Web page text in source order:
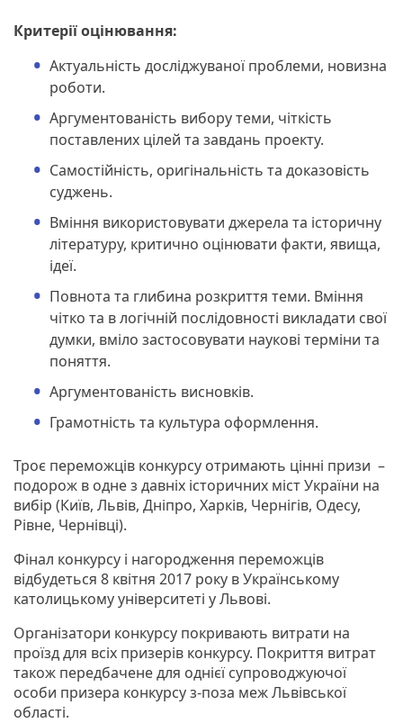
Критерії оцінювання:
Актуальність досліджуваної проблеми, новизна
роботи.
Аргументованість вибору теми, чіткість
поставлених цілей та завдань проекту.
Самостійність, оригінальність та доказовість
суджень.
Вміння використовувати джерела та історичну
літературу, критично оцінювати факти, явища,
ідеї.
Повнота та глибина розкриття теми. Вміння
чітко та в логічній послідовності викладати свої
думки, вміло застосовувати наукові терміни та
поняття.
Аргументованість висновків.
Грамотність та культура оформлення.
Троє переможців конкурсу отримають цінні призи –
подорож в одне з давніх історичних міст України на
вибір (Київ, Львів, Дніпро, Харків, Чернігів, Одесу,
Рівне, Чернівці).
Фінал конкурсу і нагородження переможців
відбудеться 8 квітня 2017 року в Українському
католицькому університеті у Львові.
Організатори конкурсу покривають витрати на
проїзд для всіх призерів конкурсу. Покриття витрат
також передбачене для однієї супроводжуючої
особи призера конкурсу з-поза меж Львівської
області.